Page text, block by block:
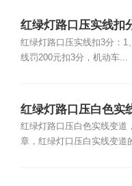
红绿灯路口压实线扣
红绿灯路口压实线扣3分：1
线罚200元扣3分，机动车...
红绿灯路口压白色实
红绿灯路口压白色实线变道
章，红绿灯口压白实线变道